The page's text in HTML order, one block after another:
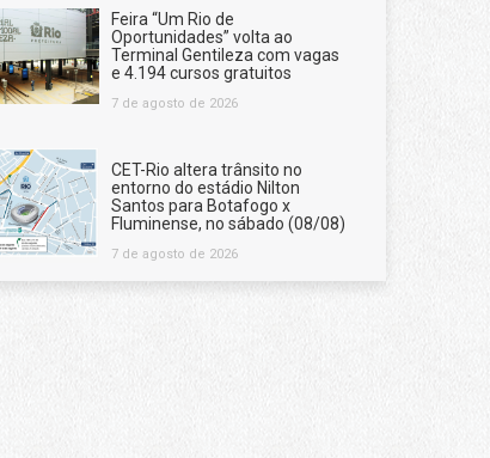
Feira “Um Rio de
Oportunidades” volta ao
Terminal Gentileza com vagas
e 4.194 cursos gratuitos
7 de agosto de 2026
CET-Rio altera trânsito no
entorno do estádio Nilton
Santos para Botafogo x
Fluminense, no sábado (08/08)
7 de agosto de 2026